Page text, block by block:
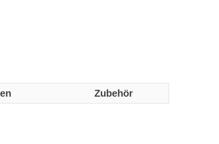
Zubehör